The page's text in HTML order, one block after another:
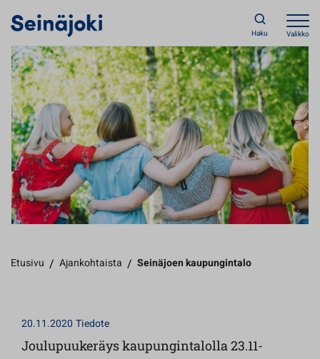
Haku Valikko
Etusivu / Ajankohtaista / Seinäjoen kaupungintalo
20.11.2020 Tiedote
Joulupuukeräys kaupungintalolla 23.11-